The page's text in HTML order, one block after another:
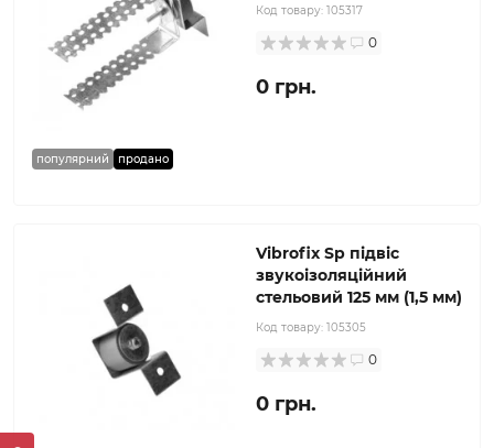
популярний продано
Код товару: 105317
0
0 грн.
Vibrofix Sp підвіс
звукоізоляційний
стельовий 125 мм (1,5 мм)
Код товару: 105305
0
0 грн.